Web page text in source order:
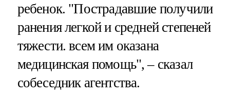
ребенок. "Пострадавшие получили
ранения легкой и средней степеней
тяжести. всем им оказана
медицинская помощь", – сказал
собеседник агентства.